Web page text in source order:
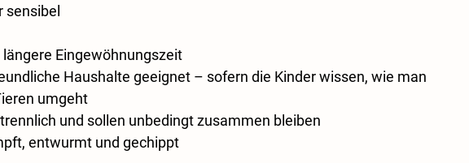
sensibel
längere Eingewöhnungszeit
Haushalte geeignet – sofern die Kinder wissen, wie man
umgeht
und sollen unbedingt zusammen bleiben
entwurmt und gechippt